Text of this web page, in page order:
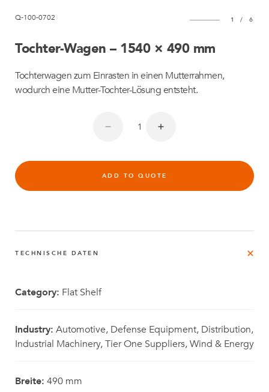
Q-100-0702 1 / 6
Tochter-Wagen – 1540 × 490 mm
Tochterwagen zum Einrasten in einen Mutterrahmen,
wodurch eine Mutter-Tochter-Lösung entsteht.
ADD TO QUOTE
TECHNISCHE DATEN
Category: Flat Shelf
Industry: Automotive, Defense Equipment, Distribution,
Industrial Machinery, Tier One Suppliers, Wind & Energy
Breite: 490 mm